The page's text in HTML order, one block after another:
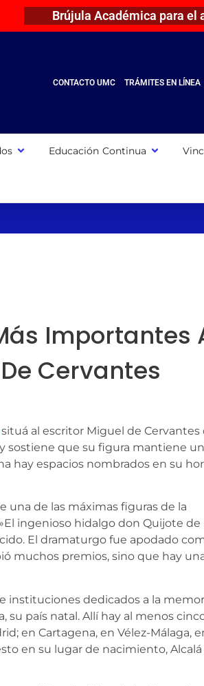
Brújula Académica para el
CONTACTO UMC TRÁMITES EN LÍNEA
Educación Continua
Importantes
Cervantes
situá al escritor Miguel de Cervantes
sostiene que su figura mantiene
hay espacios nombrados en su
una de las máximas figuras de la
ingenioso hidalgo don Quijote de
El dramaturgo fue apodado
muchos premios, sino que hay
instituciones dedicados a la
su país natal. Allí hay al menos
en Cartagena, en Vélez-Málaga,
en su lugar de nacimiento,